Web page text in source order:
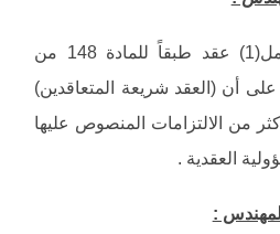
يربط المهندس برب العمل(1) عقد طبقاً للمادة 148 من
أن (العقد شريعة المتعاقدين)
من الالتزامات المنصوص عليها
العقدية .